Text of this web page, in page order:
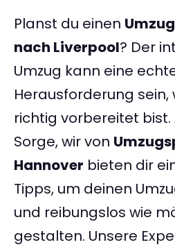
Planst du einen
nach Liverpool? Der
Umzug kann eine
Herausforderung sein,
richtig vorbereitet bist.
Sorge, wir von
Hannover bieten dir
Tipps, um deinen
und reibungslos wie
gestalten. Unsere